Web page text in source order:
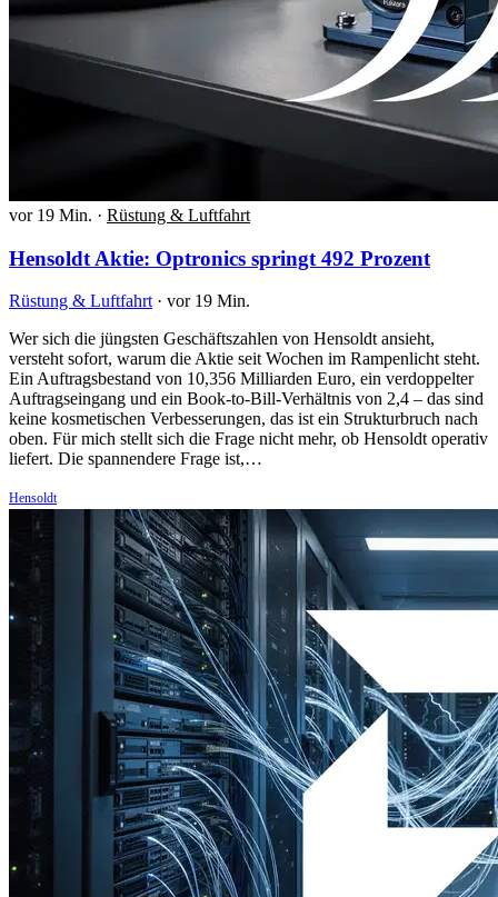
vor 19 Min. · Rüstung & Luftfahrt
Hensoldt Aktie: Optronics springt 492 Prozent
Rüstung & Luftfahrt · vor 19 Min.
Wer sich die jüngsten Geschäftszahlen von Hensoldt ansieht,
versteht sofort, warum die Aktie seit Wochen im Rampenlicht steht.
Ein Auftragsbestand von 10,356 Milliarden Euro, ein verdoppelter
Auftragseingang und ein Book-to-Bill-Verhältnis von 2,4 – das sind
keine kosmetischen Verbesserungen, das ist ein Strukturbruch nach
oben. Für mich stellt sich die Frage nicht mehr, ob Hensoldt operativ
liefert. Die spannendere Frage ist,…
Hensoldt